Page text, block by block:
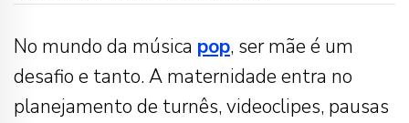
No mundo da música pop, ser mãe é um
desafio e tanto. A maternidade entra no
planejamento de turnês, videoclipes, pausas